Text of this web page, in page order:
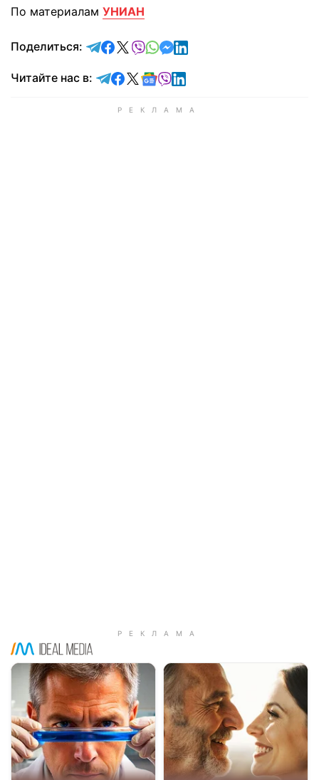
По материалам УНИАН
Поделиться: отправить в Telegram
поделиться в Facebook
поделиться в X
отправить в Viber
отправить в Whatsapp
отправить в Messenger
отправить в LinkedIn
Читайте нас в: Читайте в Telegram
Читайте в Facebook
Читайте в X
Читайте в Google news
Читайте в Viber
Читайте в LinkedIn